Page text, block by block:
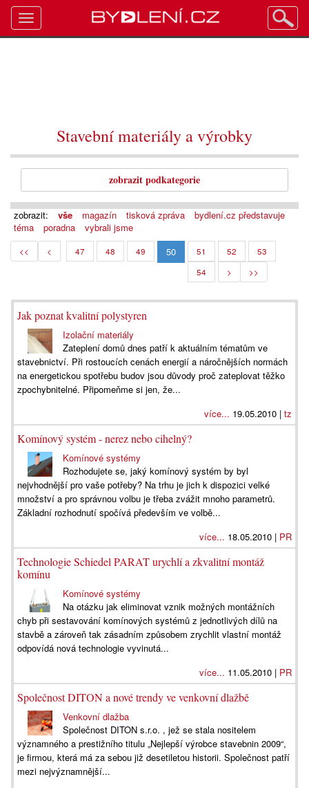
Stavební materiály a výrobky
zobrazit podkategorie
zobrazit: vše magazín tisková zpráva
bydlení.cz představuje
téma
poradna vybrali jsme
<< < 47 48 49 50 51 52
53
54
> >>
Jak poznat kvalitní polystyren
Izolační materiály
Zateplení domů dnes patří k aktuálním tématům ve
stavebnictví. Při rostoucích cenách energií a náročnějších normách
na energetickou spotřebu budov jsou důvody proč zateplovat těžko
zpochybnitelné. Připomeňme si jen, že...
více... 19.05.2010 | tz
Komínový systém - nerez nebo cihelný?
Komínové systémy
Rozhodujete se, jaký komínový systém by byl
nejvhodnější pro vaše potřeby? Na trhu je jich k dispozici velké
množství a pro správnou volbu je třeba zvážit mnoho parametrů.
Základní rozhodnutí spočívá především ve volbě...
více... 18.05.2010 | PR
Technologie Schiedel PARAT urychlí a zkvalitní montáž
komínu
Komínové systémy
Na otázku jak eliminovat vznik možných montážních
chyb při sestavování komínových systémů z jednotlivých dílů na
stavbě a zároveň tak zásadním způsobem zrychlit vlastní montáž
odpovídá nová technologie vyvinutá...
více... 11.05.2010 | PR
Společnost DITON a nové trendy ve venkovní dlažbě
Venkovní dlažba
Společnost DITON s.r.o. , jež se stala nositelem
významného a prestižního titulu „Nejlepší výrobce stavebnin 2009“,
je firmou, která má za sebou již desetiletou historii. Společnost patří
mezi nejvýznamnější...
Toggle
navigation